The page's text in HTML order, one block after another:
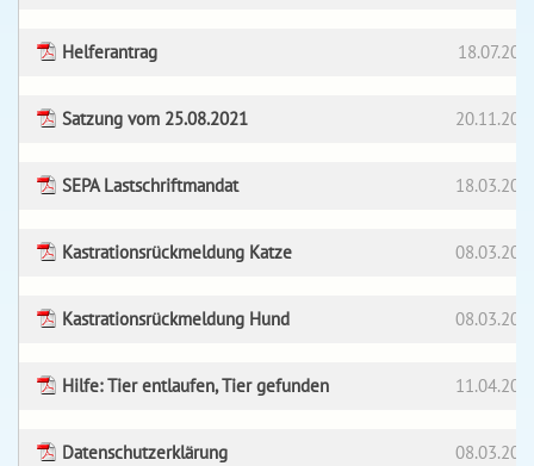
Helferantrag
Satzung vom 25.08.2021
SEPA Lastschriftmandat
Kastrationsrückmeldung Katze
Kastrationsrückmeldung Hund
Hilfe: Tier entlaufen, Tier gefunden
Datenschutzerklärung